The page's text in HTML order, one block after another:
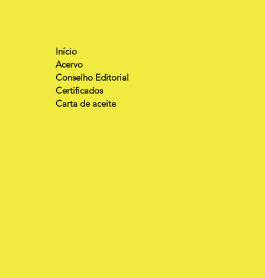
Início
Acervo
Conselho Editorial
Certificados
Carta de aceite